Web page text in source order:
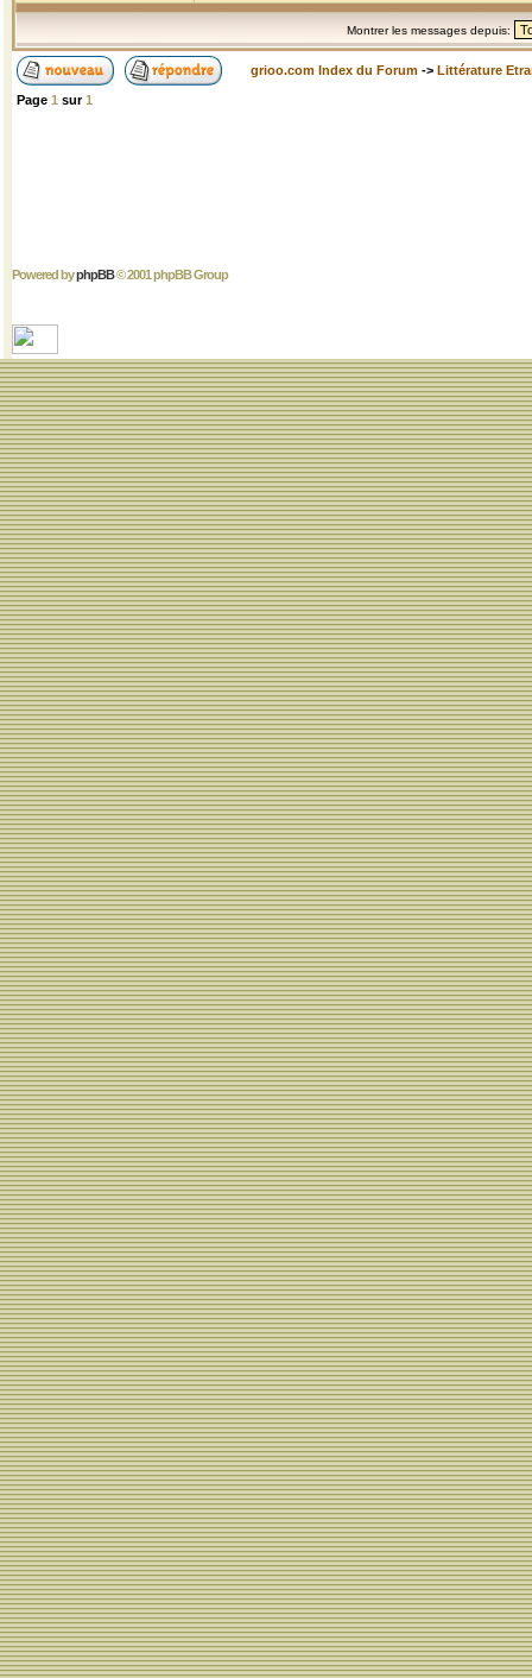
Montrer les messages depuis:
grioo.com Index du Forum -> Littérature
Page 1 sur1
Powered byphpBB© 2001 phpBB Group